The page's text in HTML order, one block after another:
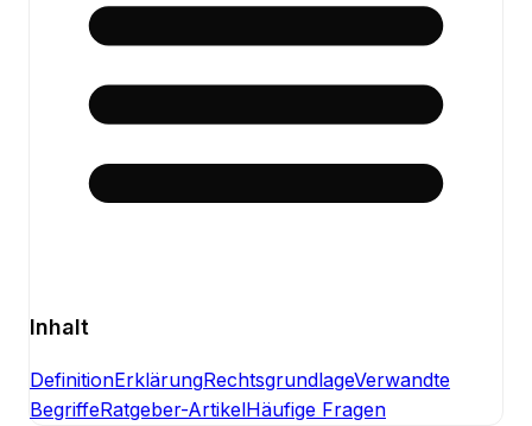
Inhalt
DefinitionErklärungRechtsgrundlageVerwandte
BegriffeRatgeber-ArtikelHäufige Fragen